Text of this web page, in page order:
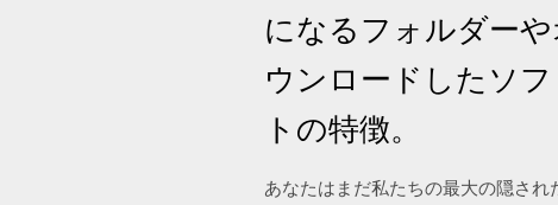
になるフォルダー
ウンロードしたソ
トの特徴。
あなたはまだ私たちの最大の隠され